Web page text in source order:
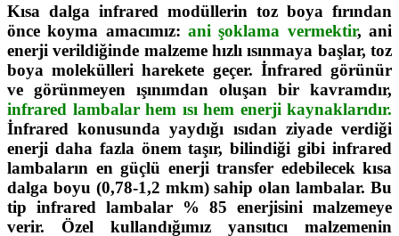
Kısa dalga infrared modüllerin toz boya fırından
önce koyma amacımız: ani şoklama vermektir, ani
enerji verildiğinde malzeme hızlı ısınmaya başlar, toz
boya molekülleri harekete geçer. İnfrared görünür
ve görünmeyen ışınımdan oluşan bir kavramdır,
infrared lambalar hem ısı hem enerji kaynaklarıdır.
İnfrared konusunda yaydığı ısıdan ziyade verdiği
enerji daha fazla önem taşır, bilindiği gibi infrared
lambaların en güçlü enerji transfer edebilecek kısa
dalga boyu (0,78-1,2 mkm) sahip olan lambalar. Bu
tip infrared lambalar % 85 enerjisini malzemeye
verir. Özel kullandığımız yansıtıcı malzemenin